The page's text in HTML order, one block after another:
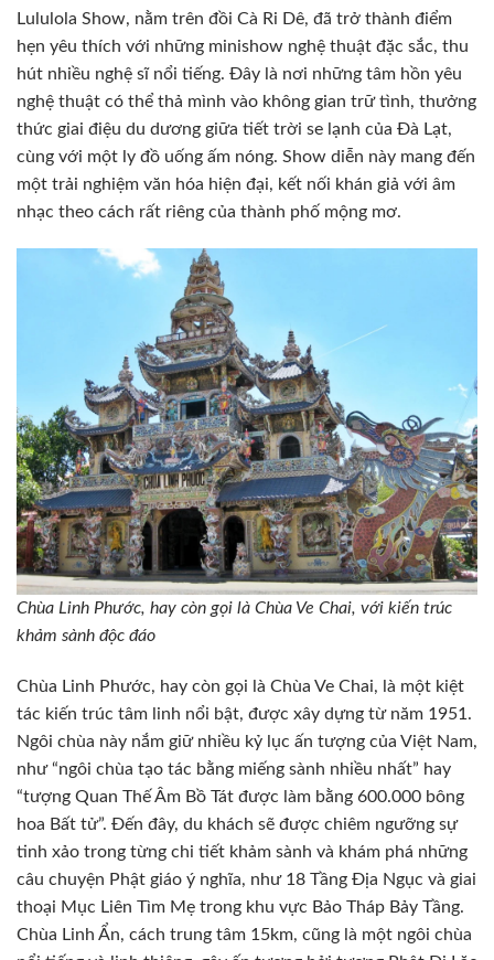
Lululola Show, nằm trên đồi Cà Ri Dê, đã trở thành điểm
hẹn yêu thích với những minishow nghệ thuật đặc sắc, thu
hút nhiều nghệ sĩ nổi tiếng. Đây là nơi những tâm hồn yêu
nghệ thuật có thể thả mình vào không gian trữ tình, thưởng
thức giai điệu du dương giữa tiết trời se lạnh của Đà Lạt,
cùng với một ly đồ uống ấm nóng. Show diễn này mang đến
một trải nghiệm văn hóa hiện đại, kết nối khán giả với âm
nhạc theo cách rất riêng của thành phố mộng mơ.
Chùa Linh Phước, hay còn gọi là Chùa Ve Chai, với kiến trúc
khảm sành độc đáo
Chùa Linh Phước, hay còn gọi là Chùa Ve Chai, là một kiệt
tác kiến trúc tâm linh nổi bật, được xây dựng từ năm 1951.
Ngôi chùa này nắm giữ nhiều kỷ lục ấn tượng của Việt Nam,
như “ngôi chùa tạo tác bằng miếng sành nhiều nhất” hay
“tượng Quan Thế Âm Bồ Tát được làm bằng 600.000 bông
hoa Bất tử”. Đến đây, du khách sẽ được chiêm ngưỡng sự
tinh xảo trong từng chi tiết khảm sành và khám phá những
câu chuyện Phật giáo ý nghĩa, như 18 Tầng Địa Ngục và giai
thoại Mục Liên Tìm Mẹ trong khu vực Bảo Tháp Bảy Tầng.
Chùa Linh Ẩn, cách trung tâm 15km, cũng là một ngôi chùa